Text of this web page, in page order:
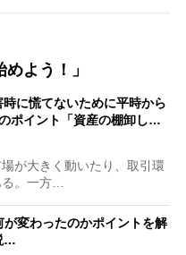
よう！」
時に慌てないために平時から
ポイント「資産の棚卸し…
が大きく動いたり、取引環
。一方…
変わったのかポイントを解
…